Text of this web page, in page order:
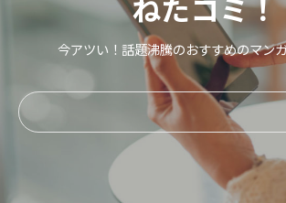
今アツい！話題沸騰のおすすめのマン